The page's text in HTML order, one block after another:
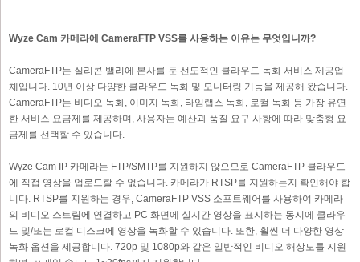
Wyze Cam 카메라에 CameraFTP VSS를 사용하는 이유는 무엇입니까?
CameraFTP는 실리콘 밸리에 본사를 둔 선도적인 클라우드 녹화 서비스 제공업
체입니다. 10년 이상 다양한 클라우드 녹화 및 모니터링 기능을 제공해 왔습니다.
CameraFTP는 비디오 녹화, 이미지 녹화, 타임랩스 녹화, 로컬 녹화 등 가장 유연
한 서비스 요금제를 제공하며, 사용자는 예산과 품질 요구 사항에 따라 맞춤형 요
금제를 선택할 수 있습니다.
Wyze Cam IP 카메라는 FTP/SMTP를 지원하지 않으므로 CameraFTP 클라우드
에 직접 영상을 업로드할 수 없습니다. 카메라가 RTSP를 지원하는지 확인해야 합
니다. RTSP를 지원하는 경우, CameraFTP VSS 소프트웨어를 사용하여 카메라
의 비디오 스트림에 연결하고 PC 화면에 실시간 영상을 표시하는 동시에 클라우
드 및/또는 로컬 디스크에 영상을 녹화할 수 있습니다. 또한, 훨씬 더 다양한 영상
녹화 옵션을 제공합니다. 720p 및 1080p와 같은 일반적인 비디오 해상도를 지원